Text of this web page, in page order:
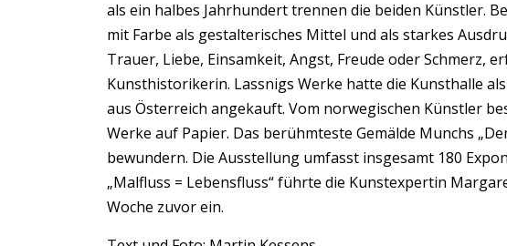
als ein halbes Jahrhundert trennen die beiden Künstler.
mit Farbe als gestalterisches Mittel und als starkes
Trauer, Liebe, Einsamkeit, Angst, Freude oder Schmerz,
Kunsthistorikerin. Lassnigs Werke hatte die Kunsthalle
aus Österreich angekauft. Vom norwegischen Künstler
Werke auf Papier. Das berühmteste Gemälde Munchs
bewundern. Die Ausstellung umfasst insgesamt 180
„Malfluss = Lebensfluss“ führte die Kunstexpertin
Woche zuvor ein.